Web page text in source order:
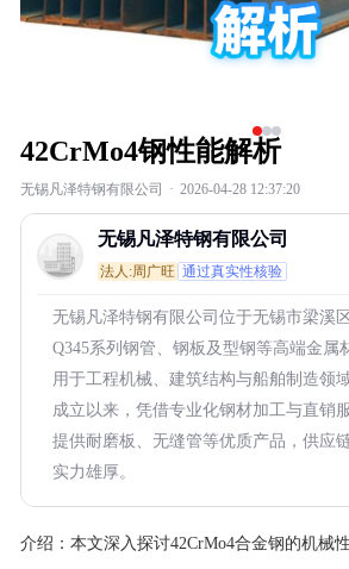
42CrMo4钢性能解析
无锡凡泽特钢有限公司 · 2026-04-28 12:37:20
无锡凡泽特钢有限公司
法人:周广旺 通过真实性核验
无锡凡泽特钢有限公司位于无锡市梁溪
Q345系列钢管、钢板及型钢等高端金属
用于工程机械、建筑结构与船舶制造领
成立以来，凭借专业化钢材加工与直销
提供耐磨板、无缝管等优质产品，供应
实力雄厚。
介绍： 本文深入探讨42CrMo4合金钢的机械